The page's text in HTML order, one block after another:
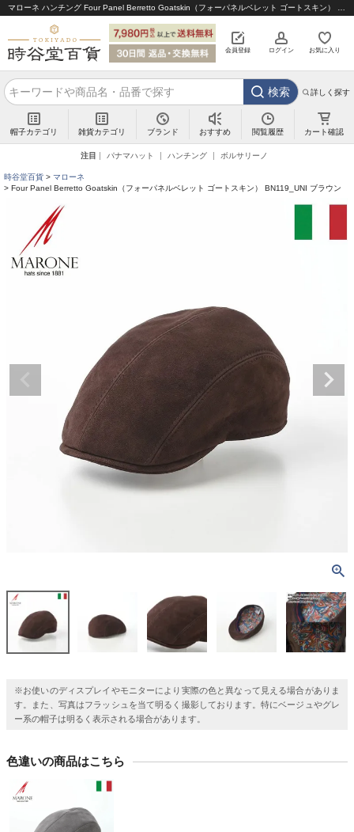
会員登録 ログイン お気に入り
検索 詳しく探す
帽子カテゴリ 雑貨カテゴリ ブランド おすすめ 閲覧履歴 カート確認
注目 パナマハット ハンチング ボルサリーノ
時谷堂百貨
マローネ
Four Panel Berretto Goatskin（フォーパネルベレット ゴートスキン） BN119_UNI ブラウン
※お使いのディスプレイやモニターにより実際の色と異なって見える場合がありま
す。また、写真はフラッシュを当て明るく撮影しております。特にベージュやグレ
ー系の帽子は明るく表示される場合があります。
色違いの商品はこちら